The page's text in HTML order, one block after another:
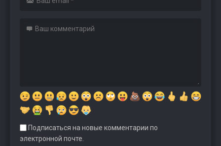
Подписаться на новые комментарии по
электронной почте.